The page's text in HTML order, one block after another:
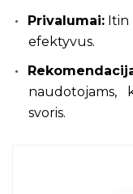
Privalumai: Itin
efektyvus.
naudotojams,
svoris.